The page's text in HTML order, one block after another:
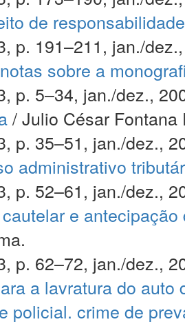
de
p. 191–211, jan./
sobre a
p. 5–34, jan./dez.,
/ Julio César Fontana
p. 35–51, jan./dez.,
administrativo
p. 52–61, jan./dez.,
e
p. 62–72, jan./dez.,
a lavratura do
policial. crime de